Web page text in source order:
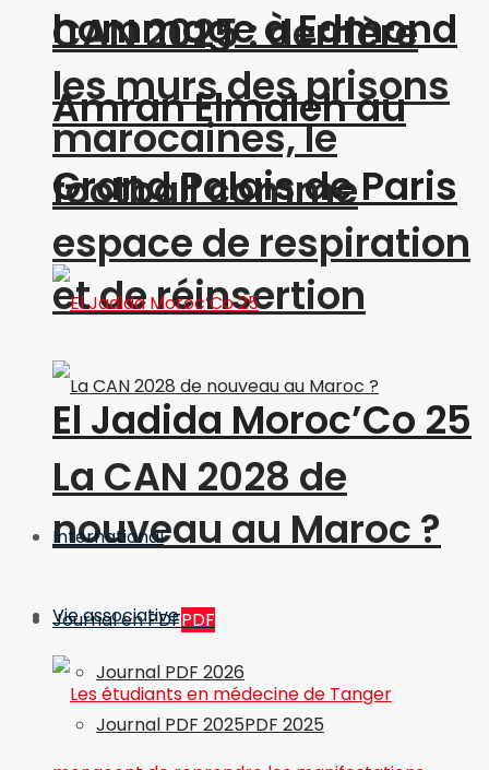
CAN 2025 : derrière
les murs des prisons
marocaines, le
football comme
espace de respiration
et de réinsertion
La CAN 2028 de
nouveau au Maroc ?
Journal en PDFPDF
Journal PDF 2026
Journal PDF 2025PDF 2025
hommage à Edmond
Amran Elmaleh au
Grand Palais de Paris
El Jadida Moroc’Co 25
International
Vie associative